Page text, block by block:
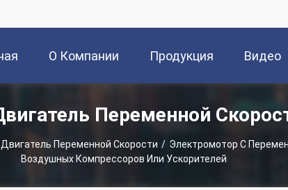
О Компании Продукция Видео
Переменной
Переменной Скорости / Электромотор С
Воздушных Компрессоров Или Ускорителей